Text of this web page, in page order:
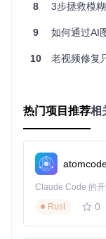
修复速
数小
至数天
提升
有限
实战指南：从
基础版：三步轻松
🔧第一步：环境准
境要求：支持
GB以上显存、
命令进行安装：
8 3步拯救模
9 如何通过AI图
10 老视频修复只
热门项目推荐相
Rust
0